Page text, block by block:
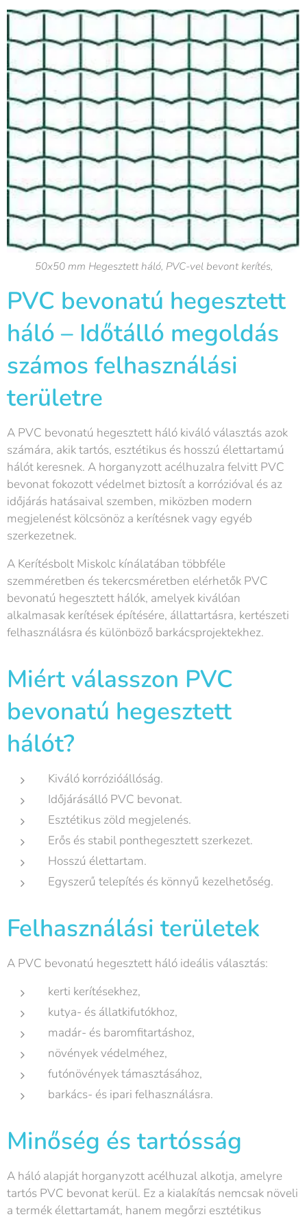
50x50 mm Hegesztett háló, PVC-vel bevont kerítés,
PVC bevonatú hegesztett
háló – Időtálló megoldás
számos felhasználási
területre
A PVC bevonatú hegesztett háló kiváló választás azok
számára, akik tartós, esztétikus és hosszú élettartamú
hálót keresnek. A horganyzott acélhuzalra felvitt PVC
bevonat fokozott védelmet biztosít a korrózióval és az
időjárás hatásaival szemben, miközben modern
megjelenést kölcsönöz a kerítésnek vagy egyéb
szerkezetnek.
A Kerítésbolt Miskolc kínálatában többféle
szemméretben és tekercsméretben elérhetők PVC
bevonatú hegesztett hálók, amelyek kiválóan
alkalmasak kerítések építésére, állattartásra, kertészeti
felhasználásra és különböző barkácsprojektekhez.
Miért válasszon PVC
bevonatú hegesztett
hálót?
Kiváló korrózióállóság.
Időjárásálló PVC bevonat.
Esztétikus zöld megjelenés.
Erős és stabil ponthegesztett szerkezet.
Hosszú élettartam.
Egyszerű telepítés és könnyű kezelhetőség.
Felhasználási területek
A PVC bevonatú hegesztett háló ideális választás:
kerti kerítésekhez,
kutya- és állatkifutókhoz,
madár- és baromfitartáshoz,
növények védelméhez,
futónövények támasztásához,
barkács- és ipari felhasználásra.
Minőség és tartósság
A háló alapját horganyzott acélhuzal alkotja, amelyre
tartós PVC bevonat kerül. Ez a kialakítás nemcsak növeli
a termék élettartamát, hanem megőrzi esztétikus